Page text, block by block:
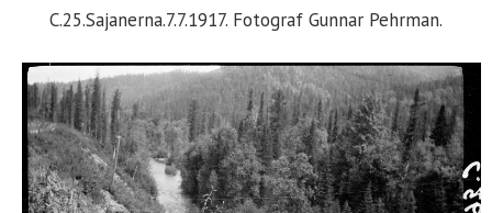
C.25.Sajanerna.7.7.1917. Fotograf Gunnar Pehrman.